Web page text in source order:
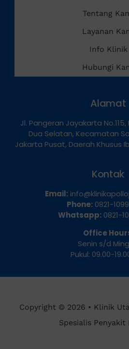
Tentang
Layanan
Info Klinik
Hubungi
Alamat
Jl. Pangeran Jayakarta No.115,
Dua Selatan, Kecamatan
Jakarta Pusat, Daerah Khusus
Kontak
Email:
Phone:0821-
Whatsapp:0821-
Office
Senin s/d
Pukul: 09.00-
Copyright © 2026 • Klinik
Spesialis Penyakit